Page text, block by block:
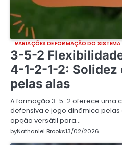
VARIAÇÕES DE FORMAÇÃO DO
3-5-2
4-1-2-1-2:
pelas alas
A formação 3-5-2 oferece uma
defensiva e jogo dinâmico
opção versátil para…
byNathaniel Brooks13/02/2026